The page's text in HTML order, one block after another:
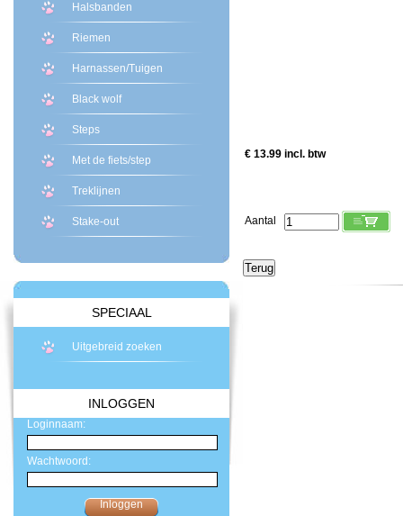
Halsbanden
Riemen
Harnassen/Tuigen
Black wolf
Steps
Met de fiets/step
Treklijnen
Stake-out
SPECIAAL
Uitgebreid zoeken
INLOGGEN
Loginnaam:
Wachtwoord:
€ 13.99 incl. btw
Aantal